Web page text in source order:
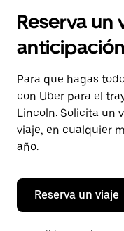
el
y
selecciona
una
fecha.
Presiona
la
tecla Esc
para
cerrar
calendario.
Reserva un
Para que hagas
con Uber para el
Lincoln. Solicita un
viaje, en cualquier
año.
Reserva un viaje